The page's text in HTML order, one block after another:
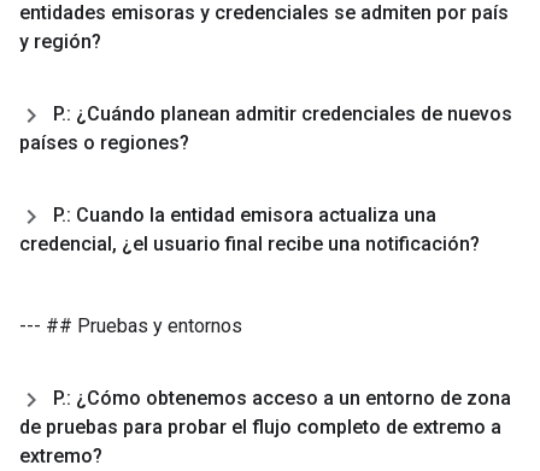
entidades emisoras y credenciales se admiten por país
y región?
P.: ¿Cuándo planean admitir credenciales de nuevos
países o regiones?
P.: Cuando la entidad emisora actualiza una
credencial, ¿el usuario final recibe una notificación?
--- ## Pruebas y entornos
P.: ¿Cómo obtenemos acceso a un entorno de zona
de pruebas para probar el flujo completo de extremo a
extremo?